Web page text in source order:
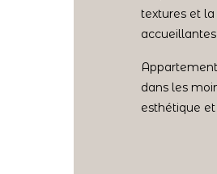
textures et
accueillantes.
dans les
esthétique